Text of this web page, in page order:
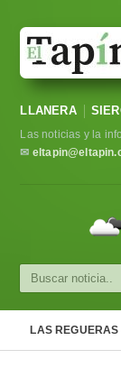
Sociedad
Política
Cultura
LLANERA
Las noticias y la
✉
LAS REGUERAS